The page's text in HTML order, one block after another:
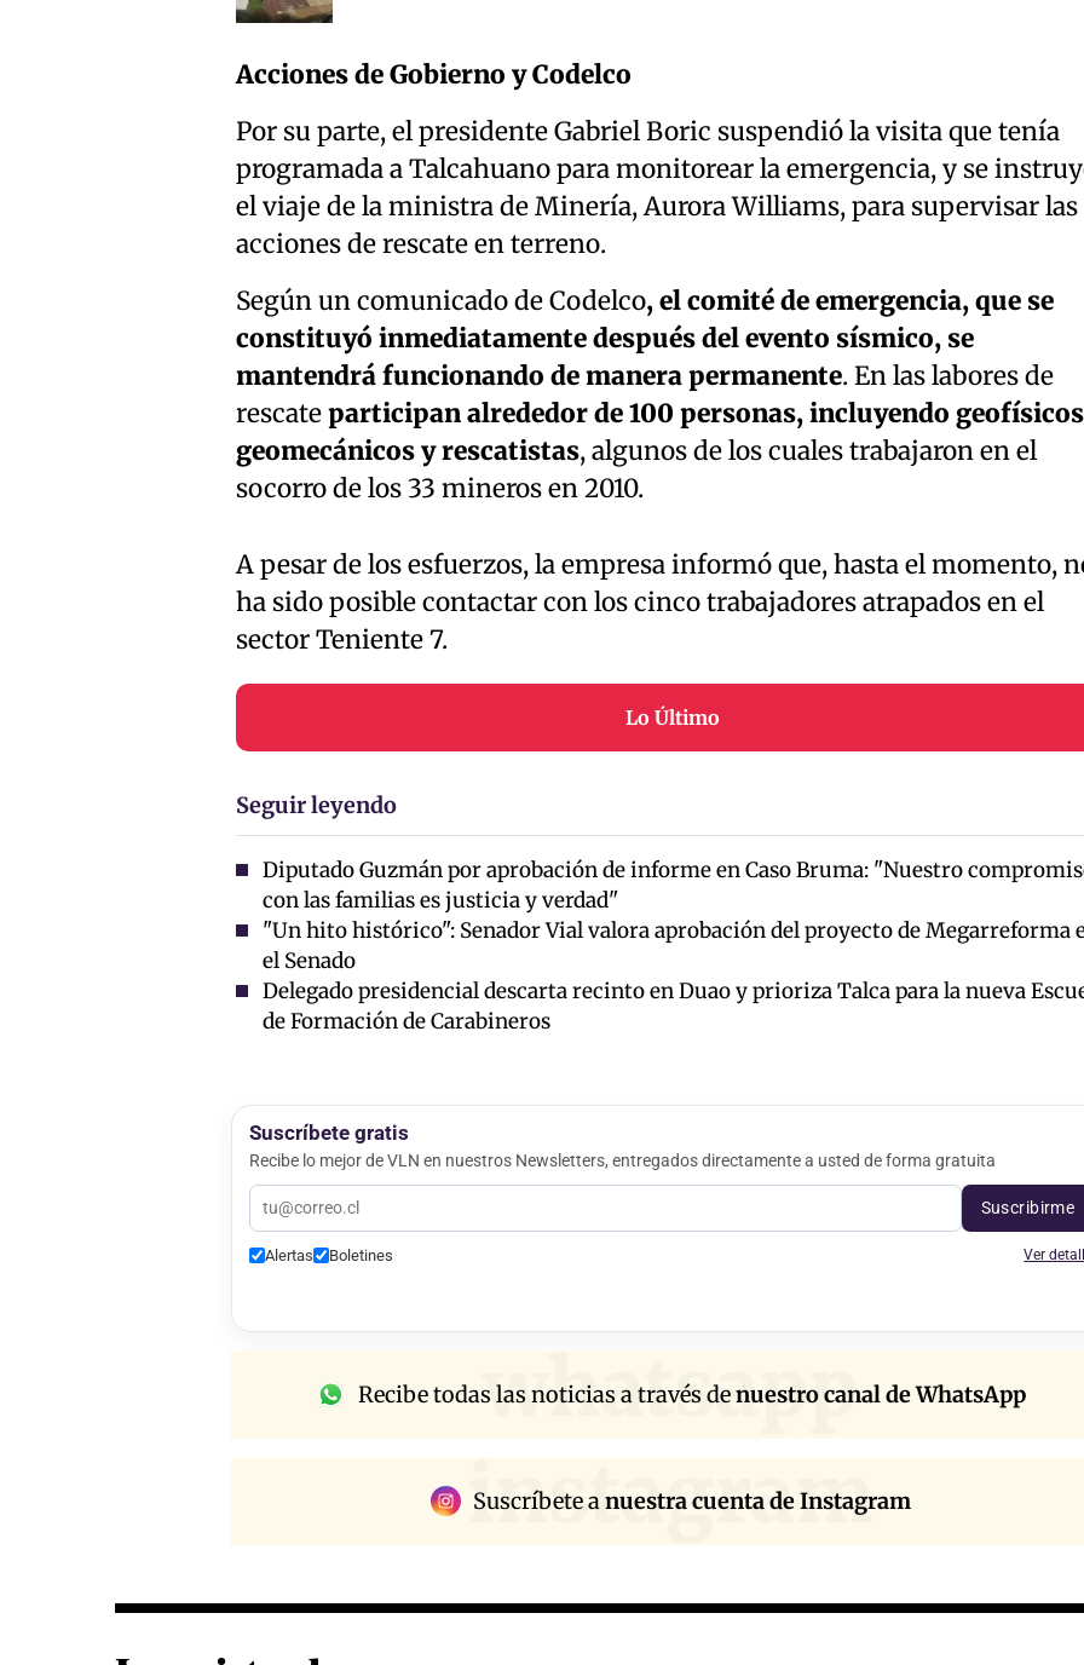
Acciones de Gobierno y Codelco
Por su parte, el presidente Gabriel Boric suspendió la visita que tenía
programada a Talcahuano para monitorear la emergencia, y se
el viaje de la ministra de Minería, Aurora Williams, para supervisar las
acciones de rescate en terreno.
Según un comunicado de Codelco, el comité de emergencia, que se
constituyó inmediatamente después del evento sísmico, se
mantendrá funcionando de manera permanente. En las labores de
rescateparticipan alrededor de 100 personas, incluyendo
geomecánicos y rescatistas, algunos de los cuales trabajaron en el
socorro de los 33 mineros en 2010.
A pesar de los esfuerzos, la empresa informó que, hasta el momento,
ha sido posible contactar con los cinco trabajadores atrapados en el
sector Teniente 7.
Lo Último
Seguir leyendo
Diputado Guzmán por aprobación de informe en Caso Bruma: "Nuestro
con las familias es justicia y verdad"
"Un hito histórico": Senador Vial valora aprobación del proyecto de Megarreforma
el Senado
Delegado presidencial descarta recinto en Duao y prioriza Talca para la nueva
de Formación de Carabineros
Suscríbete gratis
Recibe lo mejor de VLN en nuestros Newsletters, entregados directamente a usted de forma gratuita
Suscribirme
Alertas Boletines Ver
whatsapp
Recibe todas las noticias a través denuestro canal de WhatsApp
instagram
Suscríbete anuestra cuenta de Instagram